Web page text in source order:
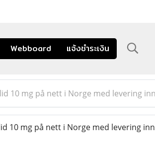
Webboard แจ้งชำระเงิน
10 mg på nett i Norge med levering
10 mg på nett i Norge med levering